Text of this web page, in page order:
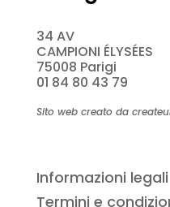
34 AV
CAMPIONI ÉLYSÉES
75008 Parigi
01 84 80 43 79
Sito web creato da
Informazioni legali
Termini e